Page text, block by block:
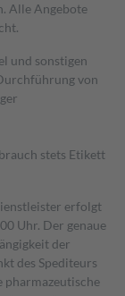
Alle Angebote
und sonstigen
von
stets Etikett
erfolgt
Uhr. Der genaue
der
des Spediteurs
pharmazeutische